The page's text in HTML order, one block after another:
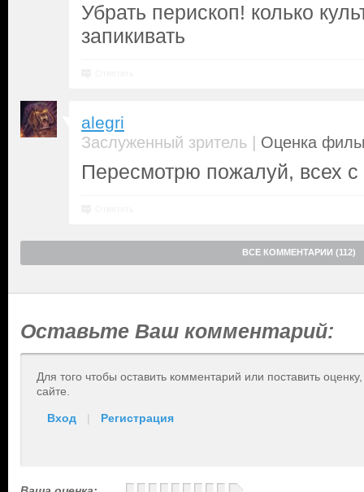
Убрать перископ! колько
запикивать
alegri
Заслуженный зритель | Оценка
Пересмотрю пожалуй, всех с
ВСЕ КОММЕНТАРИИ (112)
Оставьте Ваш комментарий:
Для того чтобы оставить комментарий или поставить
сайте.
Вход | Регистрация